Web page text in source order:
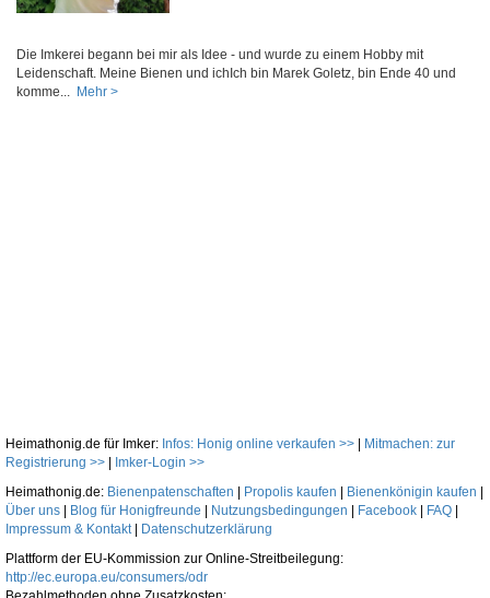
Die Imkerei begann bei mir als Idee - und wurde zu einem Hobby mit
Leidenschaft. Meine Bienen und ichIch bin Marek Goletz, bin Ende 40 und
komme... Mehr >
Heimathonig.de für Imker: Infos: Honig online verkaufen >>
Mitmachen: zur
Registrierung >>
Imker-Login >>
Heimathonig.de: Bienenpatenschaften Propolis kaufen Bienenkönigin kaufen
Über uns
Blog für Honigfreunde Nutzungsbedingungen Facebook FAQ
Impressum & Kontakt|
Datenschutzerklärung
Plattform der EU-Kommission zur Online-Streitbeilegung:
http://ec.europa.eu/consumers/odr